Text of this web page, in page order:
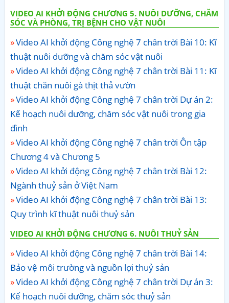
VIDEO AI KHỞI ĐỘNG CHƯƠNG 5. NUÔI DƯỠNG, CHĂM
SÓC VÀ PHÒNG, TRỊ BỆNH CHO VẬT NUÔI
Video AI khởi động Công nghệ 7 chân trời Bài 10: Kĩ
thuật nuôi dưỡng và chăm sóc vật nuôi
Video AI khởi động Công nghệ 7 chân trời Bài 11: Kĩ
thuật chăn nuôi gà thịt thả vườn
Video AI khởi động Công nghệ 7 chân trời Dự án 2:
Kế hoạch nuôi dưỡng, chăm sóc vật nuôi trong gia
đình
Video AI khởi động Công nghệ 7 chân trời Ôn tập
Chương 4 và Chương 5
Video AI khởi động Công nghệ 7 chân trời Bài 12:
Ngành thuỷ sản ở Việt Nam
Video AI khởi động Công nghệ 7 chân trời Bài 13:
Quy trình kĩ thuật nuôi thuỷ sản
VIDEO AI KHỞI ĐỘNG CHƯƠNG 6. NUÔI THUỶ SẢN
Video AI khởi động Công nghệ 7 chân trời Bài 14:
Bảo vệ môi trường và nguồn lợi thuỷ sản
Video AI khởi động Công nghệ 7 chân trời Dự án 3:
Kế hoạch nuôi dưỡng, chăm sóc thuỷ sản